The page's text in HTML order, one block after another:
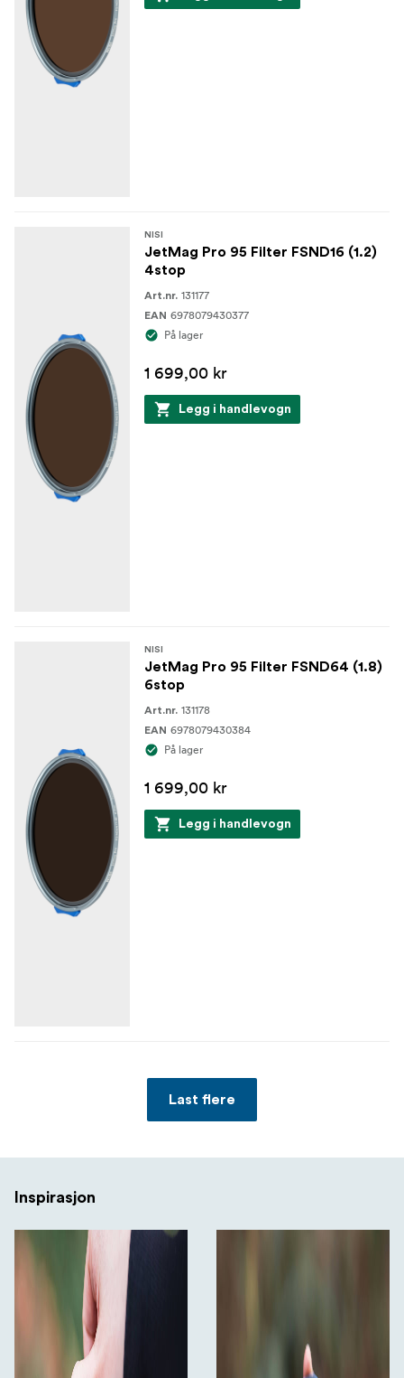
NISI
JetMag Pro 95 Filter FSND16 (1.2)
4stop
Art.nr. 131177
EAN 6978079430377
På lager
1 699,00 kr
Legg i handlevogn
NISI
JetMag Pro 95 Filter FSND64 (1.8)
6stop
Art.nr. 131178
EAN 6978079430384
På lager
1 699,00 kr
Legg i handlevogn
Last flere
Inspirasjon